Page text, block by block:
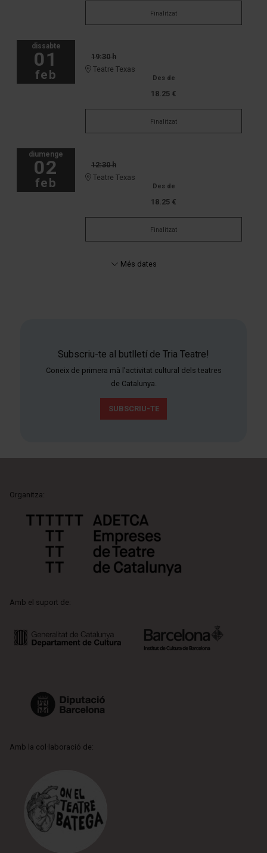
Finalitzat
dissabte
01
feb
19:30 h
Teatre Texas
Des de
18.25 €
Finalitzat
diumenge
02
feb
12:30 h
Teatre Texas
Des de
18.25 €
Finalitzat
Més dates
Subscriu-te al butlletí de Tria Teatre!
Coneix de primera mà l'activitat cultural dels teatres
de Catalunya.
SUBSCRIU-TE
Organitza:
Amb el suport de:
Amb la col·laboració de: